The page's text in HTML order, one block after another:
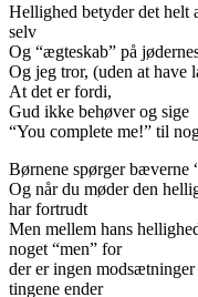
Hellighed betyder det helt
selv
Og “ægteskab” på
Og jeg tror, (uden at have
At det er fordi,
Gud ikke behøver og sige
“You complete me!” til
Børnene spørger bæverne
Og når du møder den
har fortrudt
Men mellem hans
noget “men” for
der er ingen
tingene ender